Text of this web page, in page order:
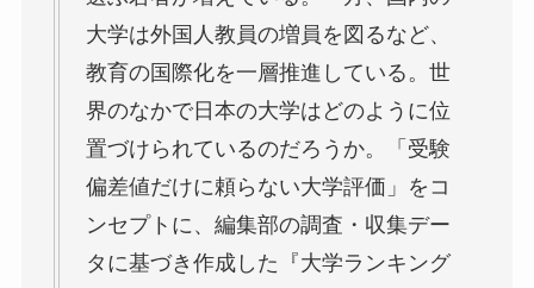
大学は外国人教員の増員を図るなど、
教育の国際化を一層推進している。世
界のなかで日本の大学はどのように位
置づけられているのだろうか。「受験
偏差値だけに頼らない大学評価」をコ
ンセプトに、編集部の調査・収集デー
タに基づき作成した『大学ランキング